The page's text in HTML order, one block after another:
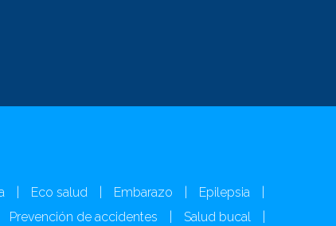
Eco salud Embarazo Epilepsia
Prevención de accidentes Salud bucal